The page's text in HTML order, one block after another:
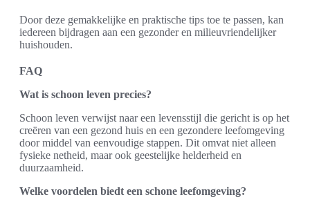
Door deze gemakkelijke en praktische tips toe te passen, kan
iedereen bijdragen aan een gezonder en milieuvriendelijker
huishouden.
FAQ
Wat is schoon leven precies?
Schoon leven verwijst naar een levensstijl die gericht is op het
creëren van een gezond huis en een gezondere leefomgeving
door middel van eenvoudige stappen. Dit omvat niet alleen
fysieke netheid, maar ook geestelijke helderheid en
duurzaamheid.
Welke voordelen biedt een schone leefomgeving?